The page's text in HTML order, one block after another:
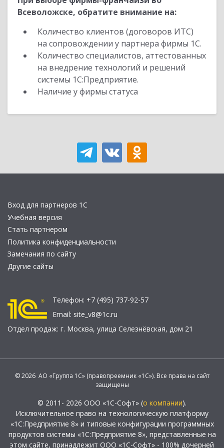
Всеволожске, обратите внимание на:
Количество клиентов (договоров ИТС)
на сопровождении у партнера фирмы 1С.
Количество специалистов, аттестованных
на внедрение технологий и решений
системы 1С:Предприятие.
Наличие у фирмы статуса
Вход для партнеров 1С
Учебная версия
Стать партнером
Политика конфиденциальности
Замечания по сайту
Другие сайты
Телефон: +7 (495) 737-92-57
Email: site_v8@1c.ru
Отдел продаж: г. Москва, улица Селезнёвская, дом 21
© 2026 АО «Группа 1С» (правопреемник «1С»). Все права на сайт
защищены
© 2011- 2026 ООО «1С-Софт» (о компании).
Исключительное право на технологическую платформу
«1С:Предприятие 8» и типовые конфигурации программных
продуктов системы «1С:Предприятие 8», представленные на
этом сайте, принадлежит ООО «1С-Софт» - 100% дочерней